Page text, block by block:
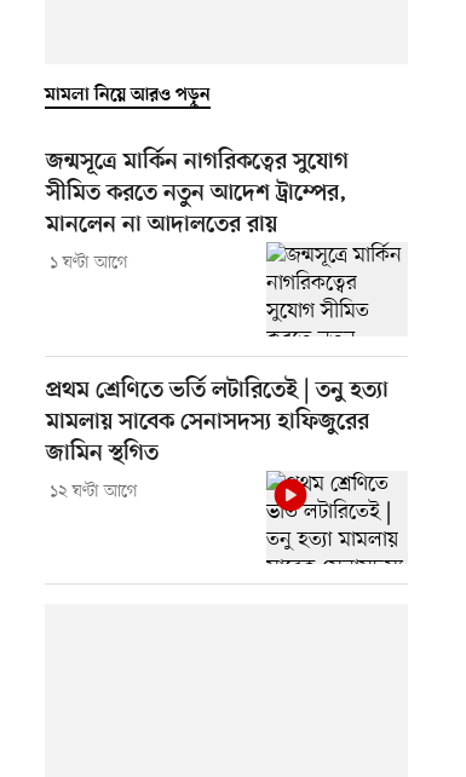
মামলা নিয়ে আরও পড়ুন
জন্মসূত্রে মার্কিন নাগরিকত্বের সুযোগ
সীমিত করতে নতুন আদেশ ট্রাম্পের,
মানলেন না আদালতের রায়
১ ঘণ্টা আগে
প্রথম শ্রেণিতে ভর্তি লটারিতেই | তনু হত্যা
মামলায় সাবেক সেনাসদস্য হাফিজুরের
জামিন স্থগিত
১২ ঘণ্টা আগে